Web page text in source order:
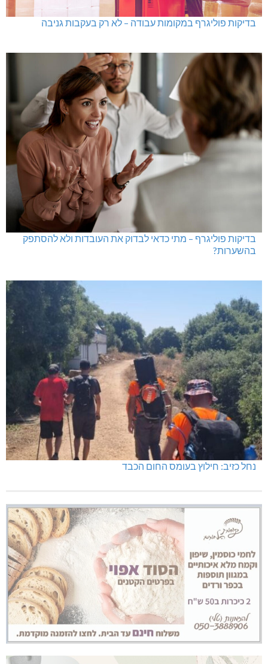
בדיקות פוליגרף במקומות עבודה – לא רק בעקבות גניבה
בדיקות פוליגרף – מתי כדאי לבדוק את העובדות ולא להסתפק
בהשערות?
נחל כזיב: חילוץ בעומס החום הכבד